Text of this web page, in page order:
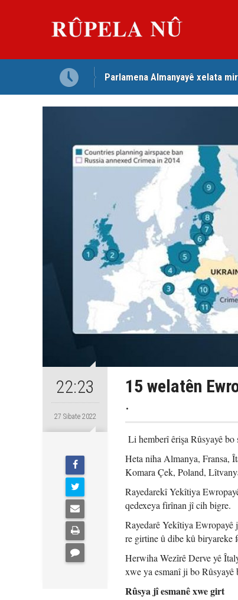
Parlamena Almanyayê xelata
Dezga Giştî ya Deverên di
22:23
27 Sibate 2022
15 welatên
.
Li hemberî êrişa Rûsyayê
Heta niha Almanya, Fransa,
Komara Çek, Poland,
Rayedarekî Yekîtiya
qedexeya firînan jî cih bigre.
Rayedarê Yekîtiya Ewropayê
re girtine û dibe kû biryareke
Herwiha Wezîrê Derve yê
xwe ya esmanî ji bo Rûsyayê
Rûsya jî esmanê xwe girt